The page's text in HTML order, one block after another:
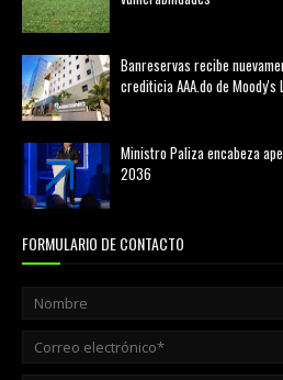
Banreservas recibe
crediticia AAA.do de
Ministro Paliza encabeza
2036
FORMULARIO DE CONTACTO